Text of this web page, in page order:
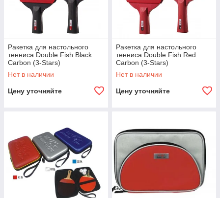
Ракетка для настольного
тенниса Double Fish Black
Carbon (3-Stars)
Нет в наличии
Цену уточняйте
Ракетка для настольного
тенниса Double Fish Red
Carbon (3-Stars)
Нет в наличии
Цену уточняйте